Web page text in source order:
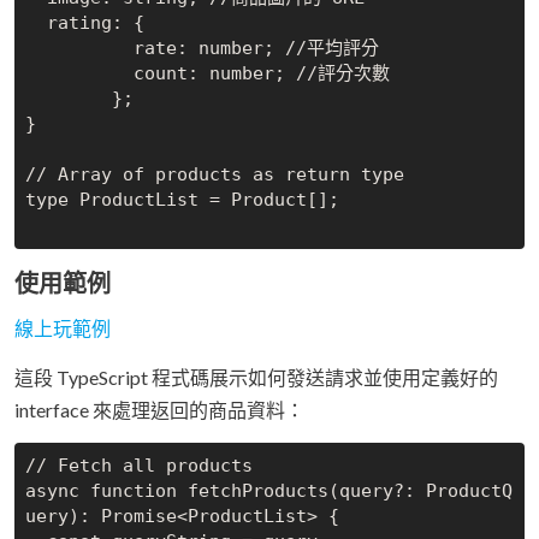
}
// Array of products as return type
type ProductList = Product[];
使用範例
線上玩範例
這段 TypeScript 程式碼展示如何發送請求並使用定義好的
interface 來處理返回的商品資料：
// Fetch all products
async function fetchProducts(query?: ProductQ
uery): Promise<ProductList> {